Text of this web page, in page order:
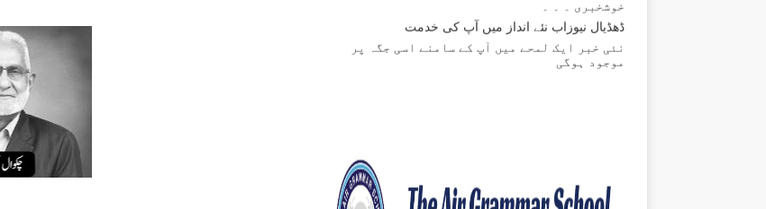
ڈھڈیال نیوزاب نئے انداز میں آپ کی خدمت
نئی خبر ایک لمحے میں آپ کے سامنے اسی جگہ پر
موجود ہوگی